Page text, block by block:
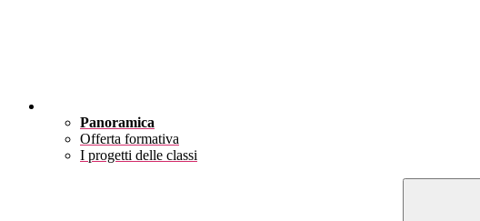
Panoramica
Offerta formativa
I progetti delle classi